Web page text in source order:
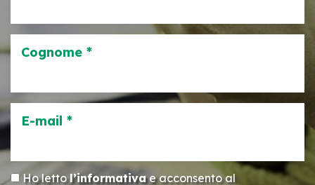
Cognome *
E-mail *
Ho lettol’informativae acconsento al